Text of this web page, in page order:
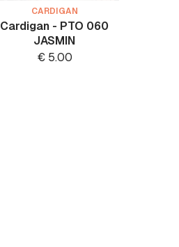
CARDIGAN
Cardigan - PTO 060
JASMIN
€5.00